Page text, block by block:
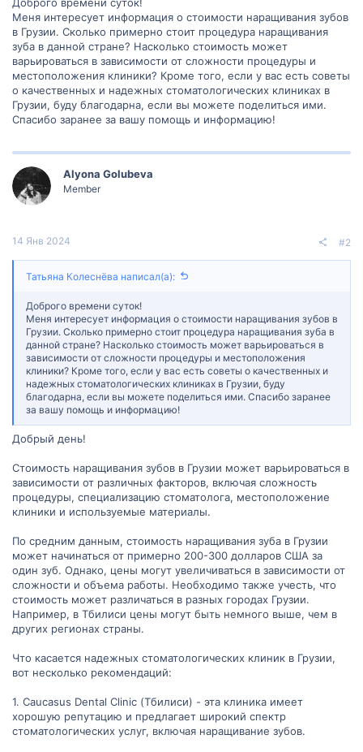
Меня интересует информация о стоимости наращивания зубов
в Грузии. Сколько примерно стоит процедура наращивания
зуба в данной стране? Насколько стоимость может
варьироваться в зависимости от сложности процедуры и
местоположения клиники? Кроме того, если у вас есть советы
о качественных и надежных стоматологических клиниках в
Грузии, буду благодарна, если вы можете поделиться ими.
Спасибо заранее за вашу помощь и информацию!
Alyona Golubeva
Member
14 Янв 2024 #2
Татьяна Колеснёва написал(а):
Доброго времени суток!
Меня интересует информация о стоимости наращивания зубов в
Грузии. Сколько примерно стоит процедура наращивания зуба в
данной стране? Насколько стоимость может варьироваться в
зависимости от сложности процедуры и местоположения
клиники? Кроме того, если у вас есть советы о качественных и
надежных стоматологических клиниках в Грузии, буду
благодарна, если вы можете поделиться ими. Спасибо заранее
за вашу помощь и информацию!
Добрый день!
Стоимость наращивания зубов в Грузии может варьироваться в
зависимости от различных факторов, включая сложность
процедуры, специализацию стоматолога, местоположение
клиники и используемые материалы.
По средним данным, стоимость наращивания зуба в Грузии
может начинаться от примерно 200-300 долларов США за
один зуб. Однако, цены могут увеличиваться в зависимости от
сложности и объема работы. Необходимо также учесть, что
стоимость может различаться в разных городах Грузии.
Например, в Тбилиси цены могут быть немного выше, чем в
других регионах страны.
Что касается надежных стоматологических клиник в Грузии,
вот несколько рекомендаций:
1. Caucasus Dental Clinic (Тбилиси) - эта клиника имеет
хорошую репутацию и предлагает широкий спектр
стоматологических услуг, включая наращивание зубов.